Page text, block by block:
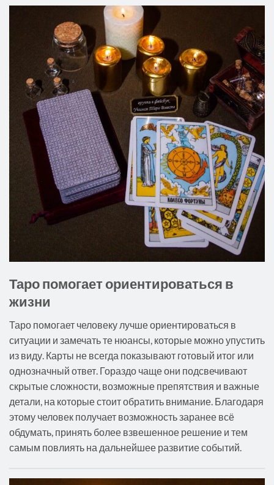
Таро помогает ориентироваться в
жизни
Таро помогает человеку лучше ориентироваться в
ситуации и замечать те нюансы, которые можно упустить
из виду. Карты не всегда показывают готовый итог или
однозначный ответ. Гораздо чаще они подсвечивают
скрытые сложности, возможные препятствия и важные
детали, на которые стоит обратить внимание. Благодаря
этому человек получает возможность заранее всё
обдумать, принять более взвешенное решение и тем
самым повлиять на дальнейшее развитие событий.